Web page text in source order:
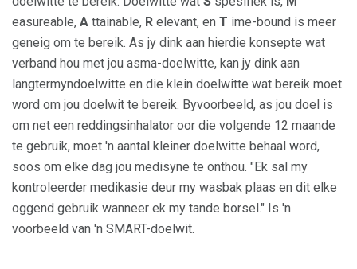
easureable, A ttainable, R elevant, en T ime-bound is meer
geneig om te bereik. As jy dink aan hierdie konsepte wat
verband hou met jou asma-doelwitte, kan jy dink aan
langtermyndoelwitte en die klein doelwitte wat bereik moet
word om jou doelwit te bereik. Byvoorbeeld, as jou doel is
om net een reddingsinhalator oor die volgende 12 maande
te gebruik, moet 'n aantal kleiner doelwitte behaal word,
soos om elke dag jou medisyne te onthou. "Ek sal my
kontroleerder medikasie deur my wasbak plaas en dit elke
oggend gebruik wanneer ek my tande borsel." Is 'n
voorbeeld van 'n SMART-doelwit.